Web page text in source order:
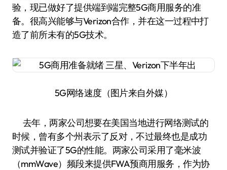
验，现已做好了提供端到端完整5G商用服务的准
备。很高兴能够与Verizon合作，并在这一过程中打
造了前所未有的5G技术。
5G网络速度（图片来自外媒）
去年，两家公司想要在美国当地进行网络测试的
时候，曾有多个州表示了反对，不过最终也是成功
测试并验证了5G的性能。两家公司采用了毫米波
（mmWave）频段来提供FWA预商用服务，作为协